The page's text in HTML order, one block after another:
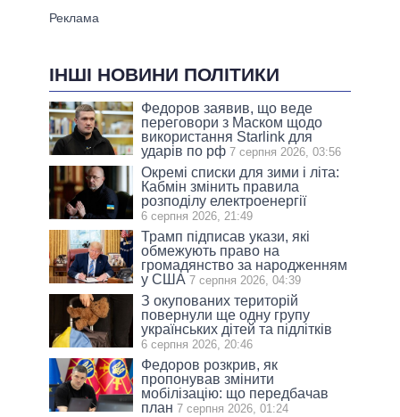
ІНШІ НОВИНИ ПОЛІТИКИ
Федоров заявив, що веде
переговори з Маском щодо
використання Starlink для
ударів по рф 7 серпня 2026, 03:56
Окремі списки для зими і літа:
Кабмін змінить правила
розподілу електроенергії
6 серпня 2026, 21:49
Трамп підписав укази, які
обмежують право на
громадянство за народженням
у США 7 серпня 2026, 04:39
З окупованих територій
повернули ще одну групу
українських дітей та підлітків
6 серпня 2026, 20:46
Федоров розкрив, як
пропонував змінити
мобілізацію: що передбачав
план 7 серпня 2026, 01:24